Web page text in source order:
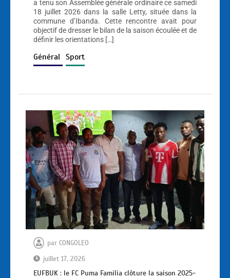
a tenu son Assemblée générale ordinaire ce samedi
18 juillet 2026 dans la salle Letty, située dans la
commune d’Ibanda. Cette rencontre avait pour
objectif de dresser le bilan de la saison écoulée et de
définir les orientations […]
Général Sport
par CONGOLEO
juillet 17, 2026
EUFBUK : le FC Puma Familia clôture la saison 2025-